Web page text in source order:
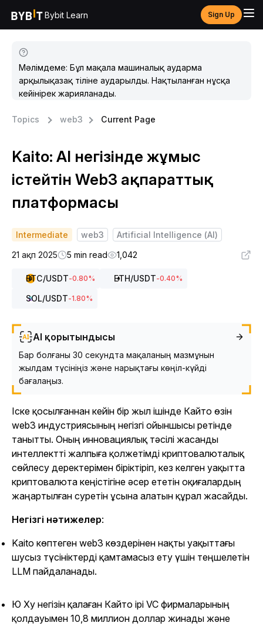
Bybit Learn Sign Up
Мәлімдеме: Бұл мақала машиналық аударма
арқылықазақ тіліне аударылды. Нақтыланған нұсқа
кейінірек жарияланады.
Topics web3 Current Page
Kaito: AI негізінде жұмыс
істейтін Web3 ақпараттық
платформасы
Intermediate web3
Artificial Intelligence (AI)
21 ақп 2025
5 min read 1,042
BTC/USDT-0.80% ETH/USDT-0.40%
SOL/USDT-1.80%
AI қорытындысы
Бар болғаны 30 секундта мақаланың мазмұнын
жылдам түсініңіз және нарықтағы көңіл-күйді
бағалаңыз.
Іске қосылғаннан кейін бір жыл ішінде Кайто өзін
web3 индустриясының негізгі ойыншысы ретінде
танытты. Оның инновациялық тәсілі жасанды
интеллектті жалпыға қолжетімді криптовалюталық
сөйлесу деректерімен біріктіріп, кез келген уақытта
криптовалюта кеңістігіне әсер ететін оқиғалардың
жаңартылған суретін ұсына алатын құрал жасайды.
Негізгі нәтижелер:
Kaito көптеген web3 көздерінен нақты уақыттағы
шусыз түсініктерді қамтамасыз ету үшін теңшелетін
LLM пайдаланады.
Ю Ху негізін қалаған Кайто ірі VC фирмаларының
қолдауымен 10,8 миллион доллар жинады және